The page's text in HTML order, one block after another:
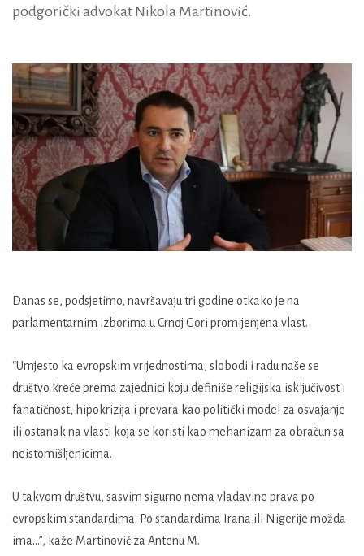
podgorički advokat Nikola Martinović.
Danas se, podsjetimo, navršavaju tri godine otkako je na
parlamentarnim izborima u Crnoj Gori promijenjena vlast.
“Umjesto ka evropskim vrijednostima, slobodi i radu naše se
društvo kreće prema zajednici koju definiše religijska isključivost i
fanatičnost, hipokrizija i prevara kao politički model za osvajanje
ili ostanak na vlasti koja se koristi kao mehanizam za obračun sa
neistomišljenicima.
U takvom društvu, sasvim sigurno nema vladavine prava po
evropskim standardima. Po standardima Irana ili Nigerije možda
ima…”, kaže Martinović za Antenu M.